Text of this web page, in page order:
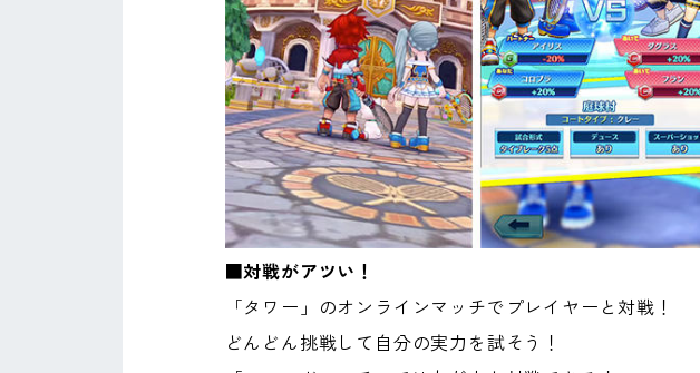
■対戦がアツい！
「タワー」のオンラインマッチでプレイヤーと対戦！
どんどん挑戦して自分の実力を試そう！